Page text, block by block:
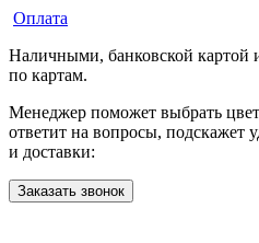
Оплата
Наличными, банковской картой
по картам.
Менеджер поможет выбрать
ответит на вопросы, подскажет
и доставки:
Заказать звонок